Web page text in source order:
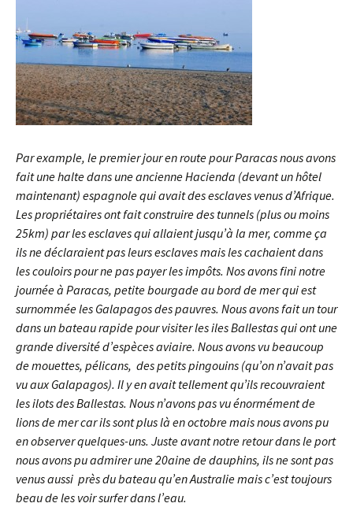
Par example, le premier jour en route pour Paracas nous avons
fait une halte dans une ancienne Hacienda (devant un hôtel
maintenant) espagnole qui avait des esclaves venus d’Afrique.
Les propriétaires ont fait construire des tunnels (plus ou moins
25km) par les esclaves qui allaient jusqu’à la mer, comme ça
ils ne déclaraient pas leurs esclaves mais les cachaient dans
les couloirs pour ne pas payer les impôts. Nos avons fini notre
journée à Paracas, petite bourgade au bord de mer qui est
surnommée les Galapagos des pauvres. Nous avons fait un tour
dans un bateau rapide pour visiter les iles Ballestas qui ont une
grande diversité d’espèces aviaire. Nous avons vu beaucoup
de mouettes, pélicans, des petits pingouins (qu’on n’avait pas
vu aux Galapagos). Il y en avait tellement qu’ils recouvraient
les ilots des Ballestas. Nous n’avons pas vu énormément de
lions de mer car ils sont plus là enoctobre mais nous avons pu
en observer quelques-uns. Juste avant notre retour dans le port
nous avons pu admirer une 20aine de dauphins, ils ne sont pas
venus aussi près du bateau qu’en Australie mais c’est toujours
beau de les voir surfer dans l’eau.